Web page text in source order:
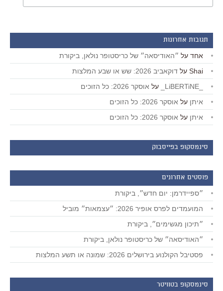
תגובות אחרונות
אחד על ״האודיסאה״ של כריסטופר נולאן, ביקורת
Shai על דוקאביב 2026: שש או שבע המלצות
על אוסקר 2026: כל הזוכים
איתן על אוסקר 2026: כל הזוכים
איתן על אוסקר 2026: כל הזוכים
סינמסקופ בפייסבוק
פוסטים אחרונים
״ספיידרמן: יום חדש״, ביקורת
המועמדים לפרס אופיר 2026: ״עצמאות״ מוביל
״תיכון מגשימים״, ביקורת
״האודיסאה״ של כריסטופר נולאן, ביקורת
פסטיבל הקולנוע בירושלים 2026: שמונה או תשע המלצות
סינמסקופ בטוויטר